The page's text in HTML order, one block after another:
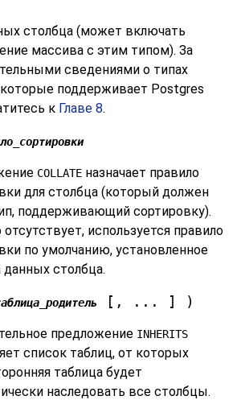
столбца (может включать
массива с этим типом). За
сведениями о типах
поддерживает Postgres
к Главе 8.
COLLATE назначает правило
для столбца (который должен
поддерживающий сортировку).
отсутствует, используется правило
по умолчанию, установленное
данных столбца.
[, ... ] )
предложение INHERITS
список таблиц, от которых
таблица будет
наследовать все столбцы.